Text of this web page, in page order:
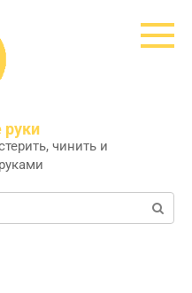
руки
чинить и